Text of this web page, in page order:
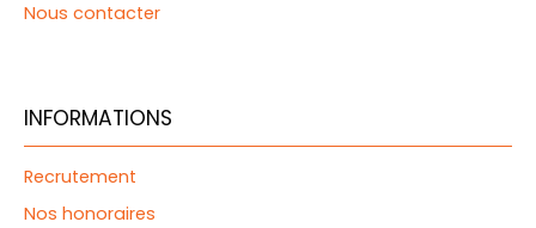
Nous contacter
INFORMATIONS
Recrutement
Nos honoraires